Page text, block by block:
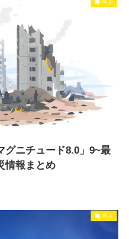
学ぶ
グニチュード8.0」9~最
情報まとめ
学ぶ